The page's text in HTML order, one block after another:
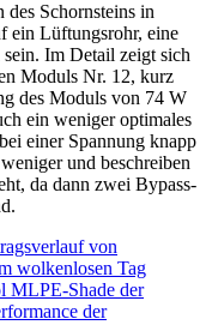
Schornsteins in
ein Lüftungsrohr, eine
Im Detail zeigt sich
Moduls Nr. 12, kurz
des Moduls von 74 W
ein weniger optimales
einer Spannung knapp
und beschreiben
da dann zwei Bypass-